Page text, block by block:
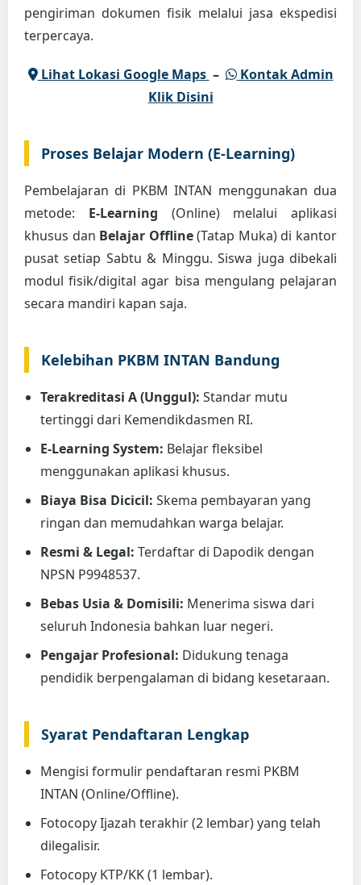
pengiriman dokumen fisik melalui jasa ekspedisi
terpercaya.
Lihat Lokasi Google Maps –
Kontak Admin
Klik Disini
Proses Belajar Modern (E-Learning)
Pembelajaran di PKBM INTAN menggunakan dua
metode: E-Learning (Online) melalui aplikasi
khusus dan Belajar Offline(Tatap Muka) di kantor
pusat setiap Sabtu & Minggu. Siswa juga dibekali
modul fisik/digital agar bisa mengulang pelajaran
secara mandiri kapan saja.
Kelebihan PKBM INTAN Bandung
Terakreditasi A (Unggul): Standar mutu
tertinggi dari Kemendikdasmen RI.
E-Learning System: Belajar fleksibel
menggunakan aplikasi khusus.
Biaya Bisa Dicicil: Skema pembayaran yang
ringan dan memudahkan warga belajar.
Resmi & Legal: Terdaftar di Dapodik dengan
NPSN P9948537.
Bebas Usia & Domisili: Menerima siswa dari
seluruh Indonesia bahkan luar negeri.
Pengajar Profesional: Didukung tenaga
pendidik berpengalaman di bidang kesetaraan.
Syarat Pendaftaran Lengkap
Mengisi formulir pendaftaran resmi PKBM
INTAN (Online/Offline).
Fotocopy Ijazah terakhir (2 lembar) yang telah
dilegalisir.
Fotocopy KTP/KK (1 lembar).